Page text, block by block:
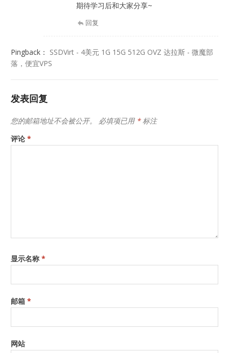
期待学习后和大家分享~
回复
Pingback： SSDVirt - 4美元 1G 15G 512G OVZ 达拉斯 - 微魔部
落，便宜VPS
发表回复
您的邮箱地址不会被公开。 必填项已用 *标注
评论*
显示名称*
邮箱*
网站